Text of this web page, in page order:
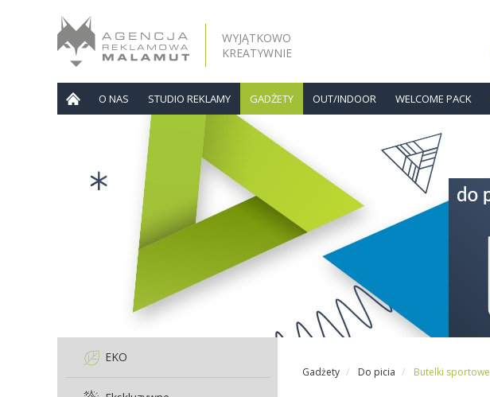
WYJĄTKOWO
KREATYWNIE
O NAS STUDIO REKLAMY GADŻETY OUT/INDOOR WELCOME PACK
EKO
Gadżety Do picia Butelki sportowe